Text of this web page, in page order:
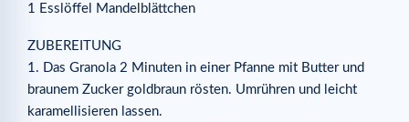
1 Esslöffel Mandelblättchen
ZUBEREITUNG
1. Das Granola 2 Minuten in einer Pfanne mit Butter und
braunem Zucker goldbraun rösten. Umrühren und leicht
karamellisieren lassen.